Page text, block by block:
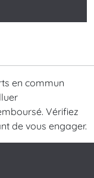
en commun
Vérifiez
de vous engager.